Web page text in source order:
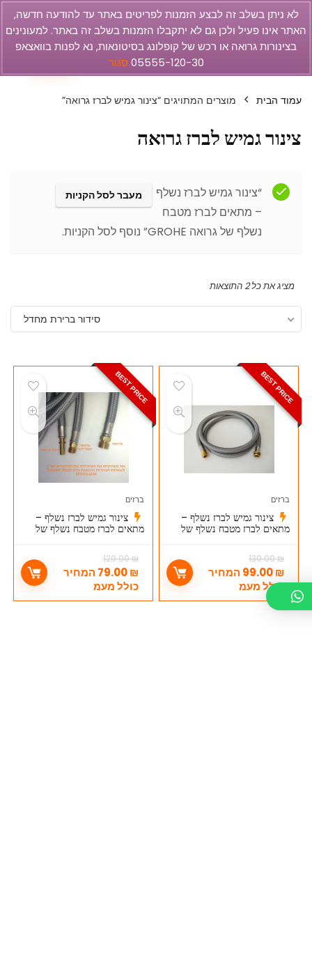
1
עמוד הבית מוצרים המתויגים “צינור גמיש לברז גרואה”
צינור גמיש לברז גרואה
מעבר לסל הקניות
“צינור גמיש לברז נשלף
– מתאים לברז מטבח
נשלף של גרואה GROHE” נוסף לסל הקניות.
מציג את כל 2 התוצאות
סידור ברירת מחדל
BEST PRICE
ברזים
צינור גמיש לברז נשלף –
מתאים לברז מטבח נשלף של
130.00₪
99.00₪
המחיר
כולל מעמ
BEST PRICE
ברזים
צינור גמיש לברז נשלף –
מתאים לברז מטבח נשלף של
120.00₪
79.00₪
המחיר
כולל מעמ
לא ניתן בשלב זה לבצע הזמנות לפריטים באתר עד להודעה חדשה,
האתר אינו פעיל ולכן גם לא יתקבלו הזמנות בשלב זה באתר. למעונינים
בצינורות גרואה או רכש של קופלונג בסיטונאות, נא לפנות בוואצאפ
05555-120-30 סגור